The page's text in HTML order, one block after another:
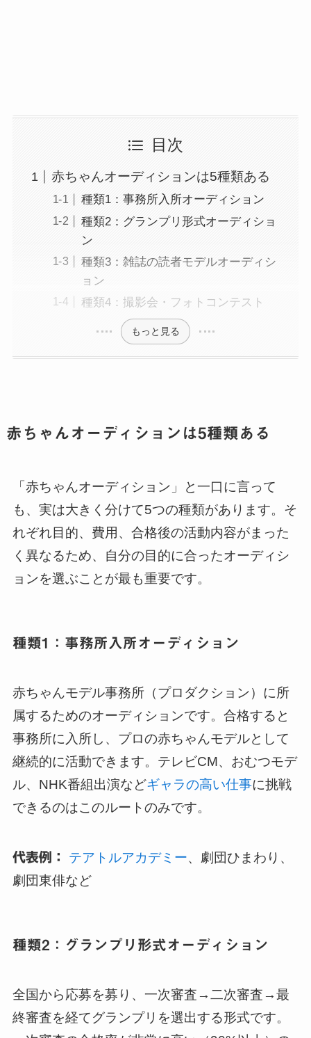
目次
赤ちゃんオーディションは5種類ある
種類1：事務所入所オーディション
種類2：グランプリ形式オーディショ
ン
種類3：雑誌の読者モデルオーディシ
ョン
種類4：撮影会・フォトコンテスト
もっと見る
赤ちゃんオーディションは5種類ある
「赤ちゃんオーディション」と一口に言って
も、実は大きく分けて5つの種類があります。そ
れぞれ目的、費用、合格後の活動内容がまった
く異なるため、自分の目的に合ったオーディシ
ョンを選ぶことが最も重要です。
種類1：事務所入所オーディション
赤ちゃんモデル事務所（プロダクション）に所
属するためのオーディションです。合格すると
事務所に入所し、プロの赤ちゃんモデルとして
継続的に活動できます。テレビCM、おむつモデ
ル、NHK番組出演などギャラの高い仕事に挑戦
できるのはこのルートのみです。
代表例： テアトルアカデミー、劇団ひまわり、
劇団東俳など
種類2：グランプリ形式オーディション
全国から応募を募り、一次審査→二次審査→最
終審査を経てグランプリを選出する形式です。